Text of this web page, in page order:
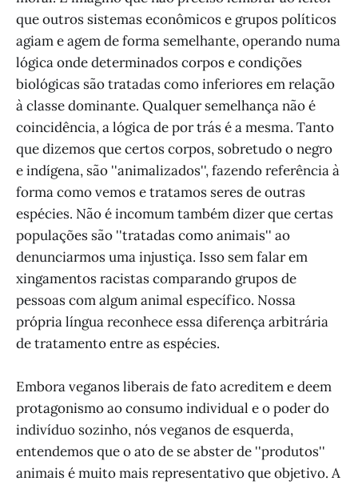
que outros sistemas econômicos e grupos políticos
agiam e agem de forma semelhante, operando numa
lógica onde determinados corpos e condições
biológicas são tratadas como inferiores em relação
à classe dominante. Qualquer semelhança não é
coincidência, a lógica de por trás é a mesma. Tanto
que dizemos que certos corpos, sobretudo o negro
e indígena, são ''animalizados'', fazendo referência à
forma como vemos e tratamos seres de outras
espécies. Não é incomum também dizer que certas
populações são ''tratadas como animais'' ao
denunciarmos uma injustiça. Isso sem falar em
xingamentos racistas comparando grupos de
pessoas com algum animal específico. Nossa
própria língua reconhece essa diferença arbitrária
de tratamento entre as espécies.
Embora veganos liberais de fato acreditem e deem
protagonismo ao consumo individual e o poder do
indivíduo sozinho, nós veganos de esquerda,
entendemos que o ato de se abster de ''produtos''
animais é muito mais representativo que objetivo. A